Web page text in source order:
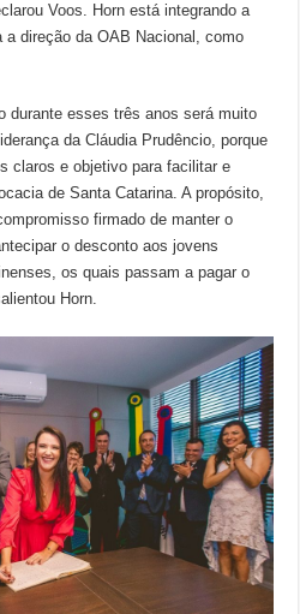
Voos. Horn está integrando a
a direção da OAB Nacional, como
durante esses três anos será muito
da Cláudia Prudêncio, porque
claros e objetivo para facilitar e
de Santa Catarina. A propósito,
firmado de manter o
o desconto aos jovens
os quais passam a pagar o
Horn.